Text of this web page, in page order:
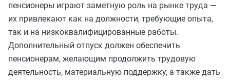
пенсионеры играют заметную роль на рынке труда —
их привлекают как на должности, требующие опыта,
так и на низкоквалифицированные работы.
Дополнительный отпуск должен обеспечить
пенсионерам, желающим продолжить трудовую
деятельность, материальную поддержку, а также дать